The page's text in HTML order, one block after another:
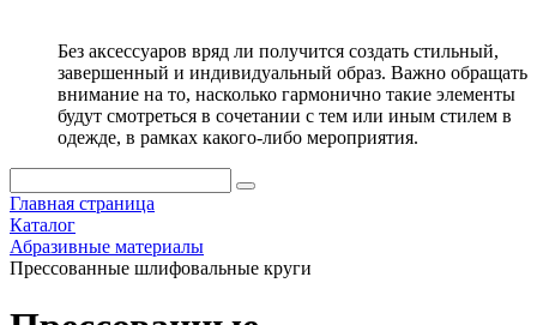
Без аксессуаров вряд ли получится создать стильный,
завершенный и индивидуальный образ. Важно обращать
внимание на то, насколько гармонично такие элементы
будут смотреться в сочетании с тем или иным стилем в
одежде, в рамках какого-либо мероприятия.
Главная страница
Каталог
Абразивные материалы
Прессованные шлифовальные круги